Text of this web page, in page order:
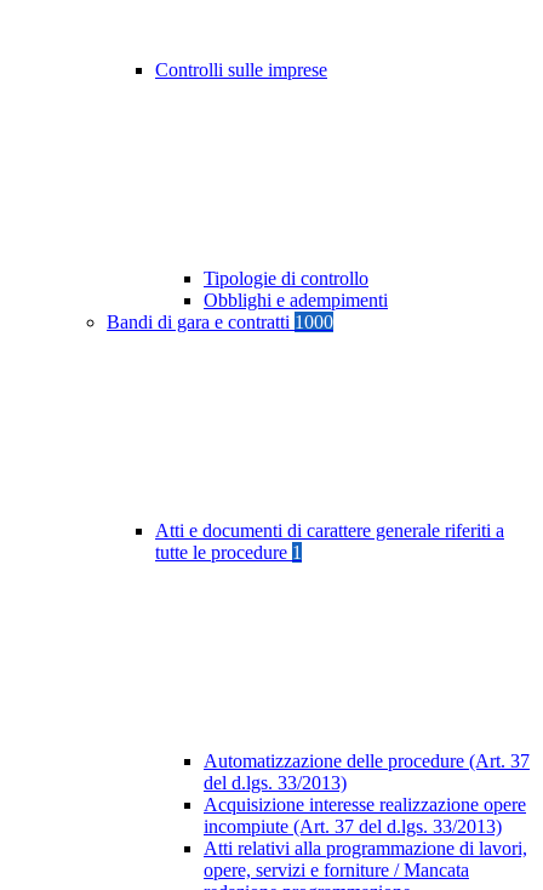
Controlli sulle imprese
Tipologie di controllo
Obblighi e adempimenti
Bandi di gara e contratti 1000
Atti e documenti di carattere generale riferiti a
tutte le procedure 1
Automatizzazione delle procedure (Art. 37
del d.lgs. 33/2013)
Acquisizione interesse realizzazione opere
incompiute (Art. 37 del d.lgs. 33/2013)
Atti relativi alla programmazione di lavori,
opere, servizi e forniture / Mancata